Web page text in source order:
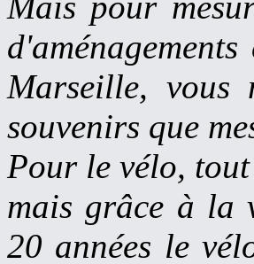
Marseille, vous
souvenirs que
Pour le vélo,
mais grâce à la
20 années le